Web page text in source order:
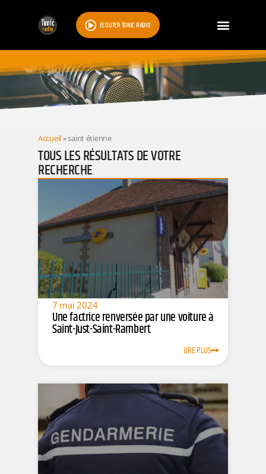
ÉCOUTER TONIC RADIO
RESULTATS
Accueil»saint étienne
TOUS LES RÉSULTATS DE VOTRE
RECHERCHE
7 mai 2024
Une factrice renversée par une voiture à
Saint-Just-Saint-Rambert
LIRE PLUS